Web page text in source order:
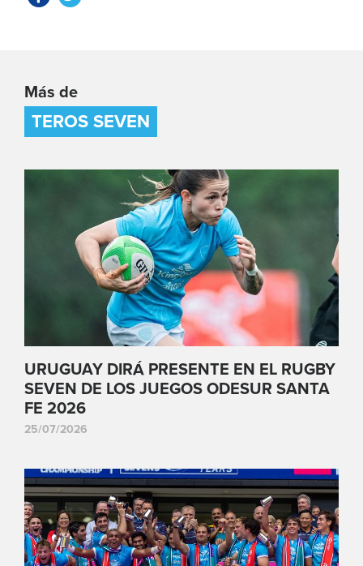
Más de
TEROS SEVEN
URUGUAY DIRÁ PRESENTE EN EL RUGBY
SEVEN DE LOS JUEGOS ODESUR SANTA
FE 2026
25/07/2026